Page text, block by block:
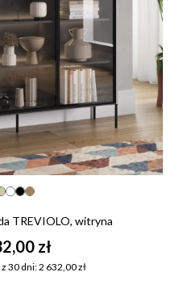
TREVIOLO, witryna
zł
30 dni: 2 632,00 zł